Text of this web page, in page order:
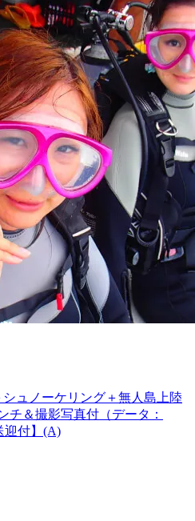
ュノーケリング＋無人島上陸
＆撮影写真付（データ：
迎付】(A)